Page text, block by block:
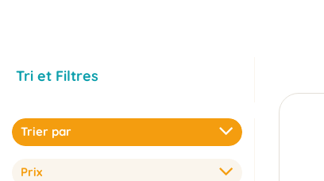
Tri et Filtres
Trier par
Prix